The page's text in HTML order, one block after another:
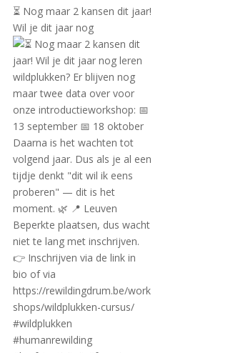
⏳ Nog maar 2 kansen dit jaar!
Wil je dit jaar nog